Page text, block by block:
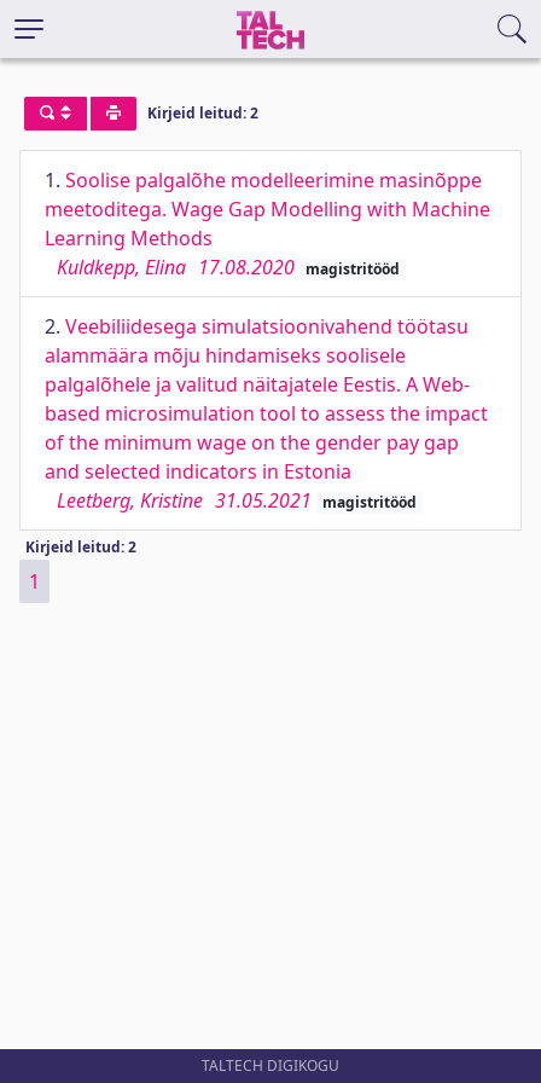
Kirjeid leitud: 2
1. Soolise palgalõhe modelleerimine masinõppe
meetoditega. Wage Gap Modelling with Machine
Learning Methods
Kuldkepp, Elina 17.08.2020 magistritööd
2. Veebiliidesega simulatsioonivahend töötasu
alammäära mõju hindamiseks soolisele
palgalõhele ja valitud näitajatele Eestis. A Web-
based microsimulation tool to assess the impact
of the minimum wage on the gender pay gap
and selected indicators in Estonia
Leetberg, Kristine 31.05.2021 magistritööd
Kirjeid leitud: 2
1
TALTECH DIGIKOGU